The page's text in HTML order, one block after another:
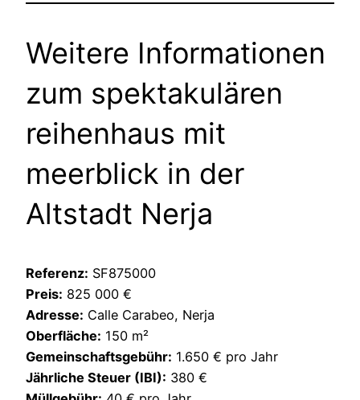
Weitere Informationen
zum spektakulären
reihenhaus mit
meerblick in der
Altstadt Nerja
Referenz: SF875000
Preis: 825 000 €
Adresse: Calle Carabeo, Nerja
Oberfläche: 150 m²
Gemeinschaftsgebühr: 1.650 € pro Jahr
Jährliche Steuer (IBI): 380 €